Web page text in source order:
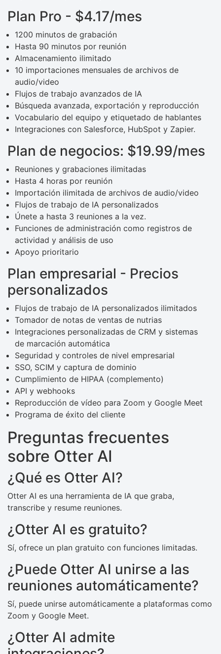
Plan Pro - $4.17/mes
1200 minutos de grabación
Hasta 90 minutos por reunión
Almacenamiento ilimitado
10 importaciones mensuales de archivos de
audio/video
Flujos de trabajo avanzados de IA
Búsqueda avanzada, exportación y reproducción
Vocabulario del equipo y etiquetado de hablantes
Integraciones con Salesforce, HubSpot y Zapier.
Plan de negocios: $19.99/mes
Reuniones y grabaciones ilimitadas
Hasta 4 horas por reunión
Importación ilimitada de archivos de audio/video
Flujos de trabajo de IA personalizados
Únete a hasta 3 reuniones a la vez.
Funciones de administración como registros de
actividad y análisis de uso
Apoyo prioritario
Plan empresarial - Precios
personalizados
Flujos de trabajo de IA personalizados ilimitados
Tomador de notas de ventas de nutrias
Integraciones personalizadas de CRM y sistemas
de marcación automática
Seguridad y controles de nivel empresarial
SSO, SCIM y captura de dominio
Cumplimiento de HIPAA (complemento)
API y webhooks
Reproducción de vídeo para Zoom y Google Meet
Programa de éxito del cliente
Preguntas frecuentes
sobre Otter AI
¿Qué es Otter AI?
Otter AI es una herramienta de IA que graba,
transcribe y resume reuniones.
¿Otter AI es gratuito?
Sí, ofrece un plan gratuito con funciones limitadas.
¿Puede Otter AI unirse a las
reuniones automáticamente?
Sí, puede unirse automáticamente a plataformas como
Zoom y Google Meet.
¿Otter AI admite